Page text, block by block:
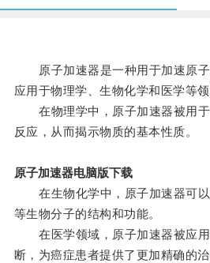
原子加速器是一种用于加速原子
应用于物理学、生物化学和医学等领
在物理学中，原子加速器被用于
反应，从而揭示物质的基本性质。
原子加速器电脑版下载
在生物化学中，原子加速器可以
等生物分子的结构和功能。
在医学领域，原子加速器被应用
断，为癌症患者提供了更加精确的治